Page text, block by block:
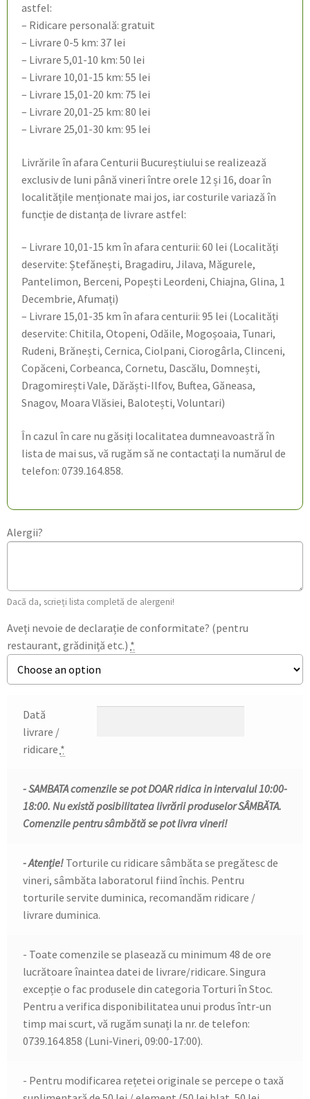
astfel:
– Ridicare personală: gratuit
– Livrare 0-5 km: 37 lei
– Livrare 5,01-10 km: 50 lei
– Livrare 10,01-15 km: 55 lei
– Livrare 15,01-20 km: 75 lei
– Livrare 20,01-25 km: 80 lei
– Livrare 25,01-30 km: 95 lei
Livrările în afara Centurii Bucureștiului se realizează
exclusiv de luni până vineri între orele 12 și 16, doar în
localitățile menționate mai jos, iar costurile variază în
funcție de distanța de livrare astfel:
– Livrare 10,01-15 km în afara centurii: 60 lei (Localități
deservite: Ștefănești, Bragadiru, Jilava, Măgurele,
Pantelimon, Berceni, Popești Leordeni, Chiajna, Glina, 1
Decembrie, Afumați)
– Livrare 15,01-35 km în afara centurii: 95 lei (Localități
deservite: Chitila, Otopeni, Odăile, Mogoșoaia, Tunari,
Rudeni, Brănești, Cernica, Ciolpani, Ciorogârla, Clinceni,
Copăceni, Corbeanca, Cornetu, Dascălu, Domnești,
Dragomirești Vale, Dărăști-Ilfov, Buftea, Găneasa,
Snagov, Moara Vlăsiei, Balotești, Voluntari)
În cazul în care nu găsiți localitatea dumneavoastră în
lista de mai sus, vă rugăm să ne contactați la numărul de
telefon: 0739.164.858.
Alergii?
Dacă da, scrieți lista completă de alergeni!
Aveți nevoie de declarație de conformitate? (pentru
restaurant, grădiniță etc.) *
Dată
livrare /
ridicare *
- SAMBATA comenzile se pot DOAR ridica in intervalul 10:00-
18:00. Nu există posibilitatea livrării produselor SÂMBĂTA.
Comenzile pentru sâmbătă se pot livra vineri!
- Atenție! Torturile cu ridicare sâmbăta se pregătesc de
vineri, sâmbăta laboratorul fiind închis. Pentru
torturile servite duminica, recomandăm ridicare /
livrare duminica.
- Toate comenzile se plasează cu minimum 48 de ore
lucrătoare înaintea datei de livrare/ridicare. Singura
excepție o fac produsele din categoria Torturi în Stoc.
Pentru a verifica disponibilitatea unui produs într-un
timp mai scurt, vă rugăm sunați la nr. de telefon:
0739.164.858 (Luni-Vineri, 09:00-17:00).
- Pentru modificarea rețetei originale se percepe o taxă